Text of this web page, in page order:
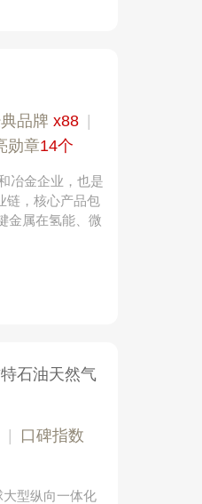
品牌 x88
勋章14个
冶金企业，也是
链，核心产品包
金属在氢能、微
特石油天然气
口碑指数
型纵向一体化